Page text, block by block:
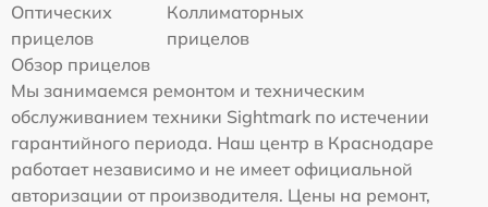
Оптических
прицелов
Коллиматорных
прицелов
Обзор прицелов
Мы занимаемся ремонтом и техническим
обслуживанием техники Sightmark по истечении
гарантийного периода. Наш центр в Краснодаре
работает независимо и не имеет официальной
авторизации от производителя. Цены на ремонт,